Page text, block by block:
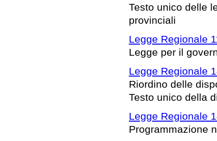
Testo unico delle
provinciali
Legge Regionale
Legge per il
Legge Regionale
Riordino delle
Testo unico della
Legge Regionale
Programmazione